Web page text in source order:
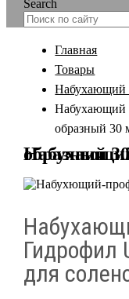
Search
Главная
Товары
Набухающий
Набухающий
образный 30
Набухающий профиль
Гидрофил
для